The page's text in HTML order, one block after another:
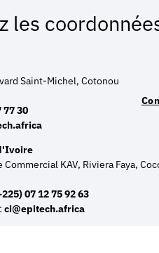
les
Saint-Michel, Cotonou
77 30
Commercial KAV, Riviera Faya,
07 12 75 92 63
ci@epitech.africa